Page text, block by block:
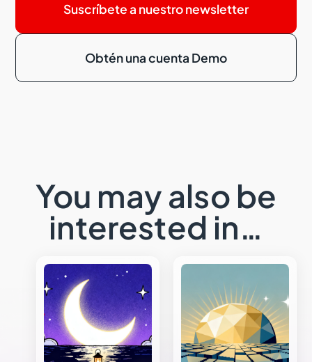
Suscríbete a nuestro newsletter
Obtén una cuenta Demo
You may also be
interested in…